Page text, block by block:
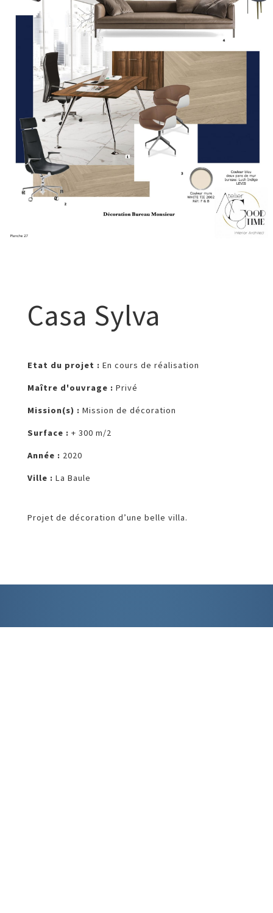
Casa Sylva
Etat du projet : En cours de réalisation
Maître d'ouvrage : Privé
Mission(s) : Mission de décoration
Surface : + 300 m/2
Année : 2020
Ville : La Baule
Projet de décoration d’une belle villa.